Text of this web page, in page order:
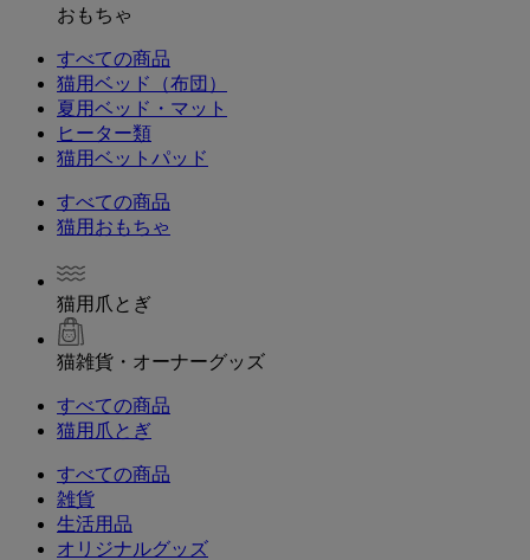
おもちゃ
すべての商品
猫用ベッド（布団）
夏用ベッド・マット
ヒーター類
猫用ベットパッド
すべての商品
猫用おもちゃ
猫用爪とぎ
猫雑貨・オーナーグッズ
すべての商品
猫用爪とぎ
すべての商品
雑貨
生活用品
オリジナルグッズ